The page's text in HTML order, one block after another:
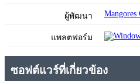
ผู้พัฒนา Mangores
แพลตฟอร์ม
ซอฟต์แวร์ที่เกี่ยวข้อง